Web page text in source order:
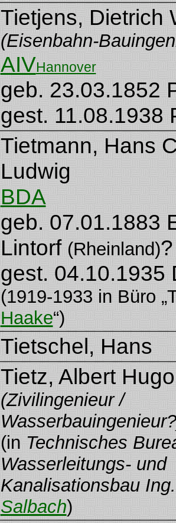
Tietjens, Dietrich
(Eisenbahn-
AIVHannover
geb. 23.03.1852
gest. 11.08.1938
Tietmann, Hans
Ludwig
BDA
geb. 07.01.1883
Lintorf(Rheinland)?
gest. 04.10.1935
(1919-1933 in Büro
Haake“)
Tietschel, Hans
Tietz, Albert
(Zivilingenieur /
(in Technisches
Wasserleitungs- und
Kanalisationsbau
Salbach)